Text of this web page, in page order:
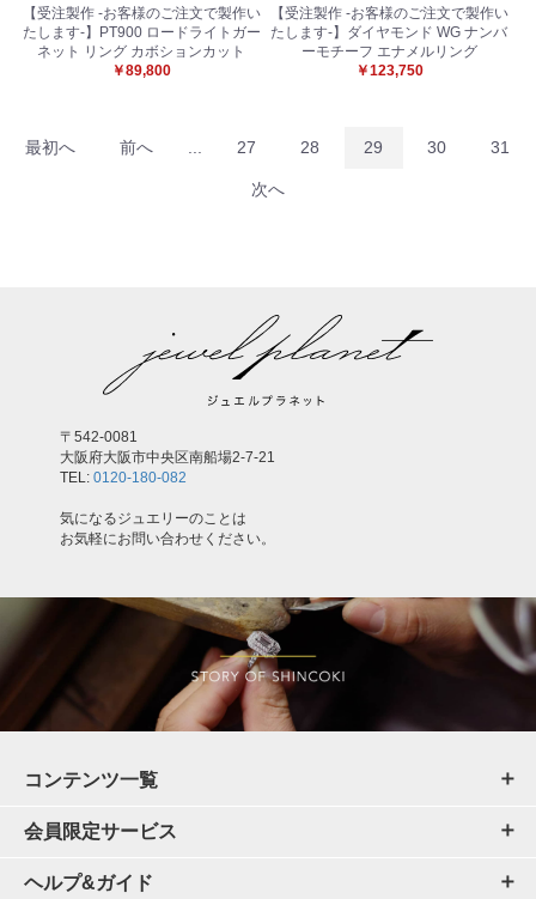
【受注製作 -お客様のご注文で製作い
たします-】PT900 ロードライトガー
ネット リング カボションカット
￥89,800
【受注製作 -お客様のご注文で製作い
たします-】ダイヤモンド WG ナンバ
ーモチーフ エナメルリング
￥123,750
最初へ 前へ 27 28 29 30 31
次へ
〒542-0081
大阪府大阪市中央区南船場2-7-21
TEL: 0120-180-082
気になるジュエリーのことは
お気軽にお問い合わせください。
コンテンツ一覧
会員限定サービス
ヘルプ&ガイド